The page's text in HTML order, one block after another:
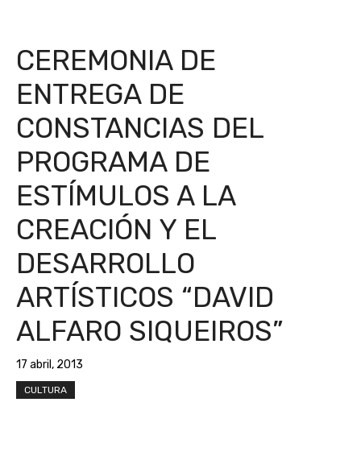
CEREMONIA DE
ENTREGA DE
CONSTANCIAS DEL
PROGRAMA DE
ESTÍMULOS A LA
CREACIÓN Y EL
DESARROLLO
ARTÍSTICOS “DAVID
ALFARO SIQUEIROS”
17 abril, 2013
CULTURA